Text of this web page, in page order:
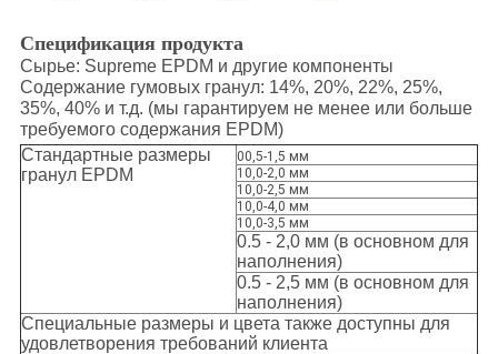
Спецификация продукта
Сырье: Supreme EPDM и другие компоненты
Содержание гумовых гранул: 14%, 20%, 22%, 25%,
35%, 40% и т.д. (мы гарантируем не менее или больше
требуемого содержания EPDM)
Стандартные размеры
гранул EPDM
00,5-1,5 мм
10,0-2,0 мм
10,0-2,5 мм
10,0-4,0 мм
10,0-3,5 мм
0.5 - 2,0 мм (в основном для
наполнения)
0.5 - 2,5 мм (в основном для
наполнения)
Специальные размеры и цвета также доступны для
удовлетворения требований клиента